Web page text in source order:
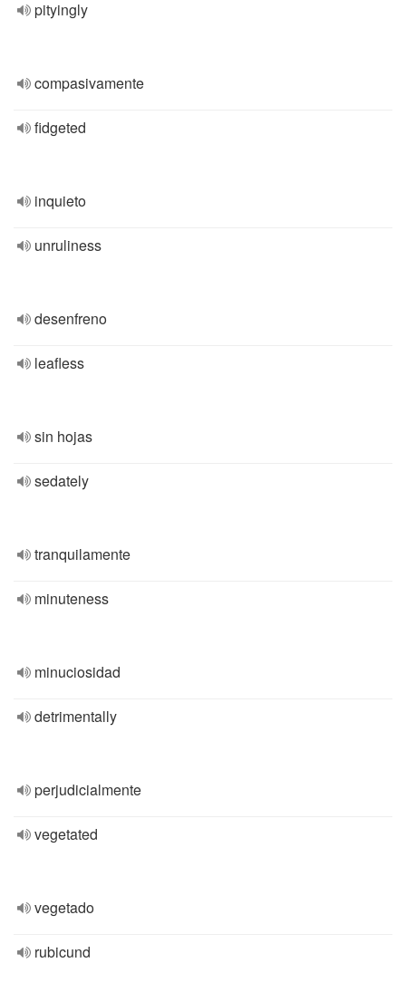
pityingly
compasivamente
fidgeted
inquieto
unruliness
desenfreno
leafless
sin hojas
sedately
tranquilamente
minuteness
minuciosidad
detrimentally
perjudicialmente
vegetated
vegetado
rubicund